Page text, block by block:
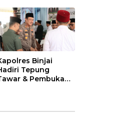
Binjai
Tepung
& Pembukaan